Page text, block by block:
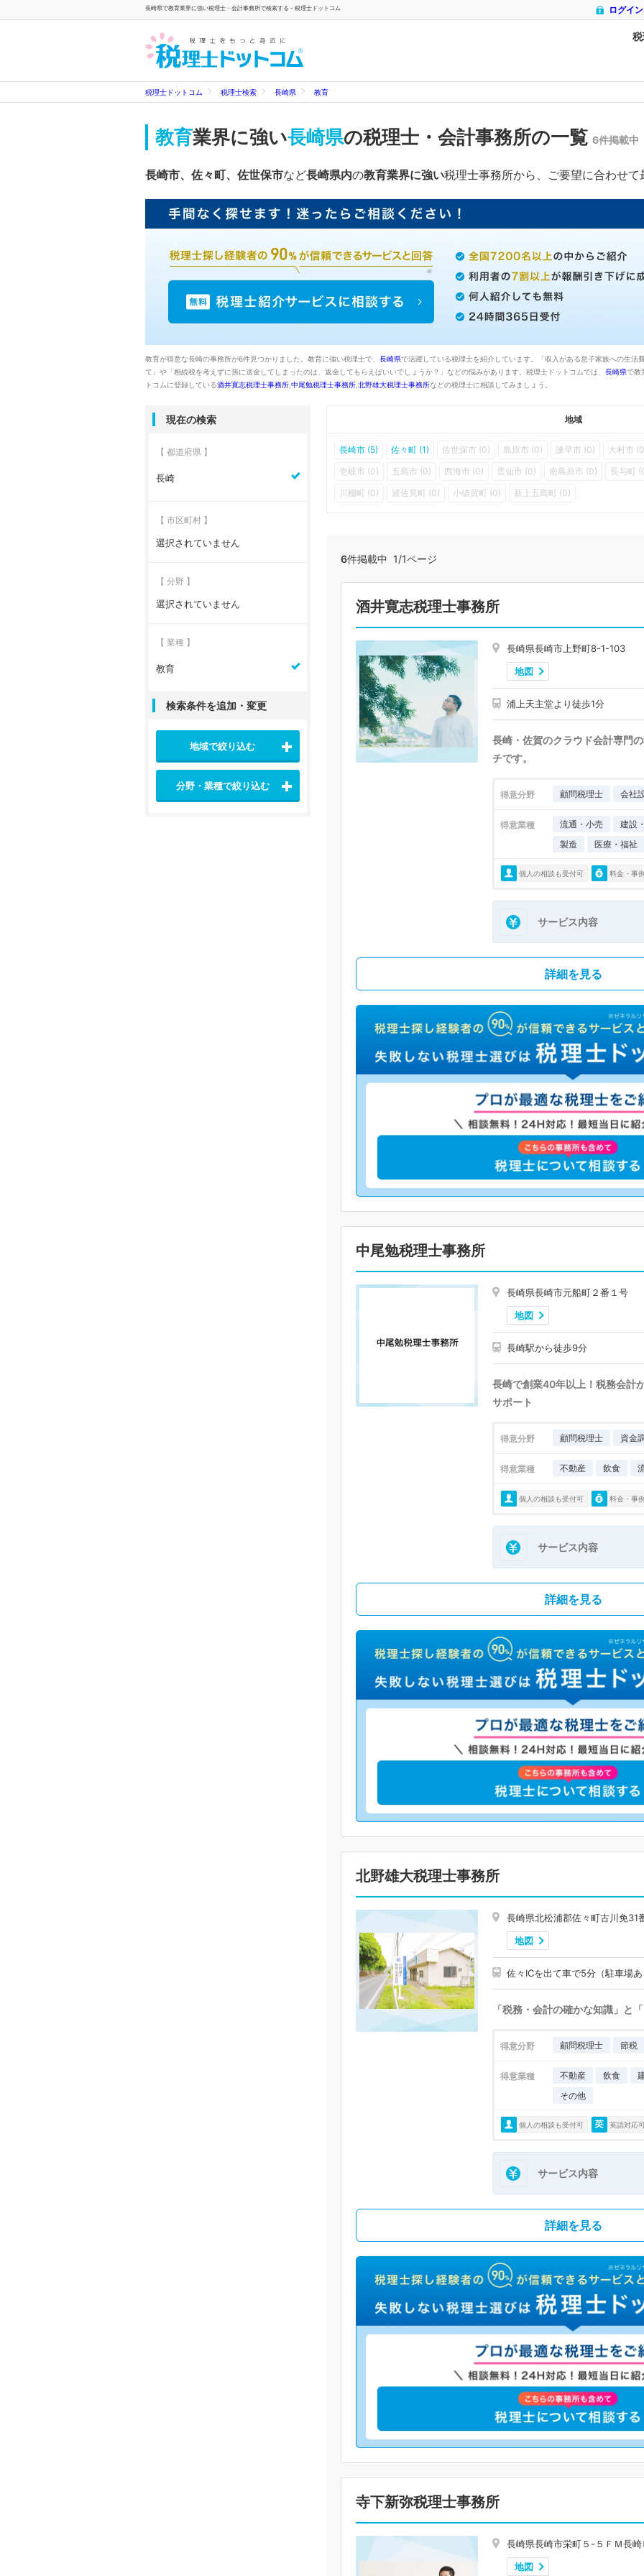
長崎県で教育業界に強い税理士・会計事務所で検索する - 税理士ドットコム ログイン
税理士ドットコム 税理士検索 長崎県 教育
教育業界に強い長崎県の税理士・会計事務所の一覧 6件掲載中
長崎市、佐々町、佐世保市など長崎県内の教育業界に強い税理士事務所から、ご要望に合わせ
教育が得意な長崎の事務所が6件見つかりました。教育に強い税理士で、 長崎県で活躍している税理士を紹介しています。「収入がある息子家族への生活
て」や「相続税を考えずに孫に送金してしまったのは、返金してもらえばいいでしょうか？」などの悩みがあります。税理士ドットコムでは、 長崎県で教
トコムに登録している酒井寛志税理士事務所 中尾勉税理士事務所 北野雄大税理士事務所などの税理士に相談してみましょう。
地域
長崎市 (5) 佐々町 (1) 佐世保市 (0) 島原市 (0) 諫早市 (0)
大村市
壱岐市 (0)
五島市 (0) 西海市 (0) 雲仙市 (0) 南島原市 (0)
長与町
川棚町 (0)
波佐見町 (0) 小値賀町 (0) 新上五島町 (0)
6件掲載中 1/1ページ
酒井寛志税理士事務所
長崎県長崎市上野町8-1-103
地図
浦上天主堂より徒歩1分
長崎・佐賀のクラウド会計専門
チです。
得意分野 顧問税理士 会社
得意業種 流通・小売
建設
製造
医療・福祉
個人の相談も受付可 料金・事
サービス内容
詳細を見る
中尾勉税理士事務所
長崎県長崎市元船町２番１号
地図
長崎駅から徒歩9分
長崎で創業40年以上！税務会計
サポート
得意分野 顧問税理士 資金
得意業種 不動産 飲食
個人の相談も受付可 料金・事
サービス内容
詳細を見る
北野雄大税理士事務所
長崎県北松浦郡佐々町古川免31
地図
佐々ICを出て車で5分（駐車場
「税務・会計の確かな知識」と
得意分野 顧問税理士 節税
得意業種 不動産 飲食
その他
個人の相談も受付可 英語対応
サービス内容
詳細を見る
寺下新弥税理士事務所
長崎県長崎市栄町５-５ＦＭ長
地図
現在の検索
【 都道府県 】
長崎
【 市区町村 】
選択されていません
【 分野 】
選択されていません
【 業種 】
教育
検索条件を追加・変更
地域で絞り込む
分野・業種で絞り込む